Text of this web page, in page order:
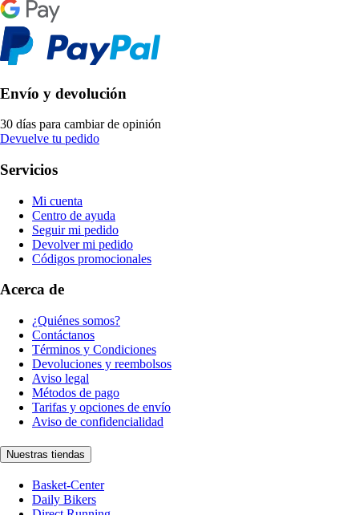
Envío y devolución
30 días para cambiar de opinión
Devuelve tu pedido
Servicios
Mi cuenta
Centro de ayuda
Seguir mi pedido
Devolver mi pedido
Códigos promocionales
Acerca de
¿Quiénes somos?
Contáctanos
Términos y Condiciones
Devoluciones y reembolsos
Aviso legal
Métodos de pago
Tarifas y opciones de envío
Aviso de confidencialidad
Nuestras tiendas
Basket-Center
Daily Bikers